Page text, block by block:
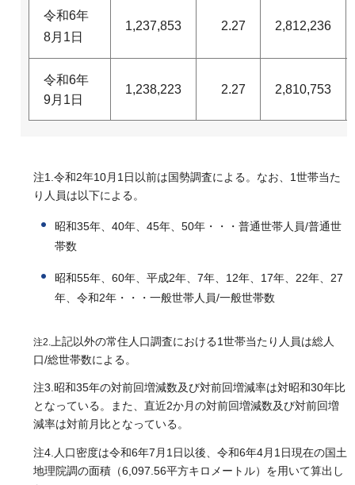
令和6年
8月1日
1,237,853 2.27 2,812,236
令和6年
9月1日
1,238,223 2.27 2,810,753
注1.令和2年10月1日以前は国勢調査による。なお、1世帯当た
り人員は以下による。
昭和35年、40年、45年、50年・・・普通世帯人員/普通世
帯数
昭和55年、60年、平成2年、7年、12年、17年、22年、27
年、令和2年・・・一般世帯人員/一般世帯数
注2.
上記以外の常住人口調査における1世帯当たり人員は総人
口/総世帯数による。
注3.昭和35年の対前回増減数及び対前回増減率は対昭和30年比
となっている。また、直近2か月の対前回増減数及び対前回増
減率は対前月比となっている。
注4.人口密度は令和6年7月1日以後、令和6年4月1日現在の国土
地理院調の面積（6,097.56平方キロメートル）を用いて算出し